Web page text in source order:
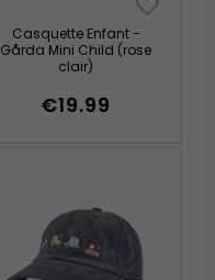
Casquette Enfant -
Gårda Mini Child (rose
clair)
€19.99